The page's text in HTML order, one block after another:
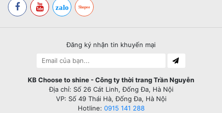
zalo Shopee
Đăng ký nhận tin khuyến mại
KB Choose to shine - Công ty thời trang Trần Nguyễn
Địa chỉ: Số 26 Cát Linh, Đống Đa, Hà Nội
VP: Số 49 Thái Hà, Đống Đa, Hà Nội
Hotline: 0915 141 288